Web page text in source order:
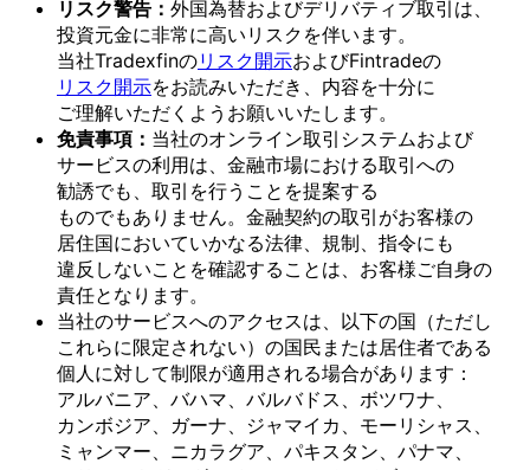
リスク警告： 外国為替およびデリバティブ取引は、
投資元金に非常に高いリスクを伴います。
当社Tradexfinのリスク開示およびFintradeの
リスク開示をお読みいただき、 内容を十分に
ご理解いただく よう お願いいたします。
免責事項： 当社のオンライン取引システムおよび
サービスの利用は、 金融市場における取引への
勧誘でも、 取引を行う ことを提案する
ものでもありません。 金融契約の取引がお客様の
居住国においていかなる法律、 規制、 指令にも
違反しないことを確認する ことは、 お客様ご自身の
責任と なります。
当社のサービスへのアクセスは、 以下の国 （ただし
これらに限定されない）の国民または居住者である
個人に対して制限が適用される場合があります：
アルバニア、 バハマ、 バルバドス、 ボツワナ、
カンボジア、 ガーナ、 ジャマイカ、 モーリシャス、
ミャンマー、 ニカラグア、 パキスタン、 パナマ、